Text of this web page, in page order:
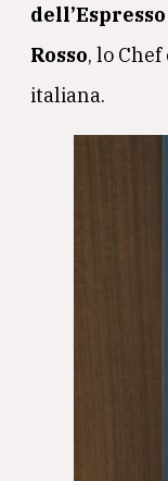
dell’Espresso
Rosso, lo
italiana.